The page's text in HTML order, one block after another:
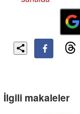
İlgili makaleler